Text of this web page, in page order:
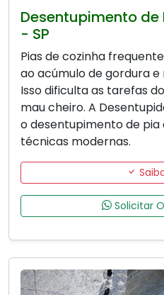
Desentupimento
- SP
Pias de cozinha
ao acúmulo de gordura
Isso dificulta as tarefas
mau cheiro. A
o desentupimento de
técnicas modernas.
Solicitar